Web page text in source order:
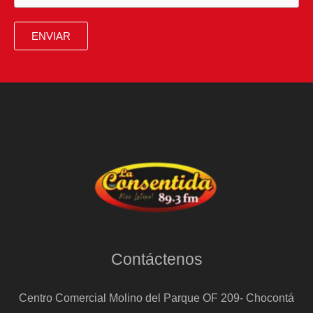
hogares
Berlín
ENVIAR
Contáctenos
Centro Comercial Molino del Parque OF 209- Chocontá